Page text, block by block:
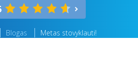
Blogas Metas stovyklauti!